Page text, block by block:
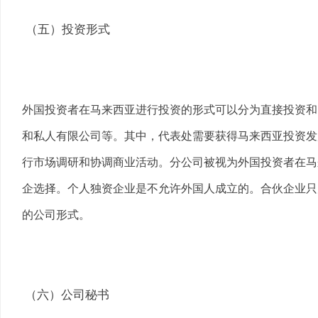
（五）投资形式
外国投资者在马来西亚进行投资的形式可以分为直接投资
和私人有限公司等。其中，代表处需要获得马来西亚投资
行市场调研和协调商业活动。分公司被视为外国投资者在
企选择。个人独资企业是不允许外国人成立的。合伙企业
的公司形式。
（六）公司秘书